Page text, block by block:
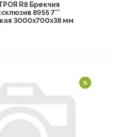
R8 Брекчия
8955 7**
3000х700х38 мм